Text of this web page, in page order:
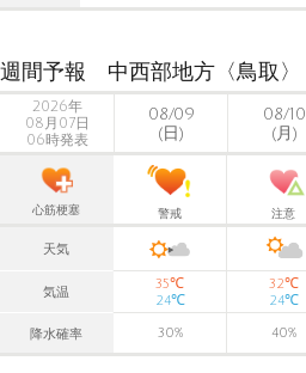
週間予報 中西部地方〈鳥取〉
2026年
08月07日
06時発表
08/09
(日)
08/10
(月)
心筋梗塞 警戒 注意
天気
気温
35℃
24℃
32℃
24℃
降水確率 30% 40%